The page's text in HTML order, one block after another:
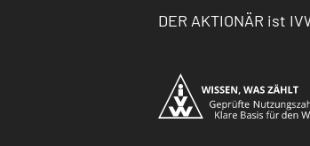
DER AKTIONÄR ist